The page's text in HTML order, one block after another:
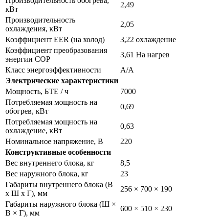
кВт
2,49
Производительность
охлаждения, кВт
2,05
Коэффициент EER (на холод)
3,22 охлаждение
Коэффициент преобразования
энергии COP
3,61 На нагрев
Класс энергоэффективности
А/А
Электрические характеристики
Мощность, БТЕ / ч
7000
Потребляемая мощность на
обогрев, кВт
0,69
Потребляемая мощность на
охлаждение, кВт
0,63
Номинальное напряжение, В
220
Конструктивные особенности
Вес внутреннего блока, кг
8,5
Вес наружного блока, кг
23
Габариты внутреннего блока (В
х Ш х Г), мм
256 × 700 × 190
Габариты наружного блока (Ш ×
В × Г), мм
600 × 510 × 230